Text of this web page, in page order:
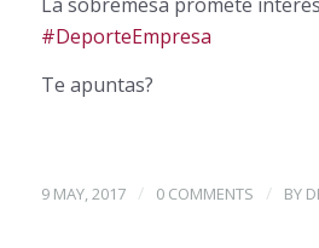
#DeporteEmpresa
Te apuntas?
9 MAY, 2017 / 0 COMMENTS / BY